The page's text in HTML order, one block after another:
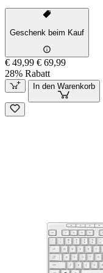
Geschenk beim Kauf
€ 49,99 € 69,99
28% Rabatt
In den Warenkorb